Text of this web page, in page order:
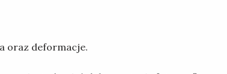
oraz deformacje.